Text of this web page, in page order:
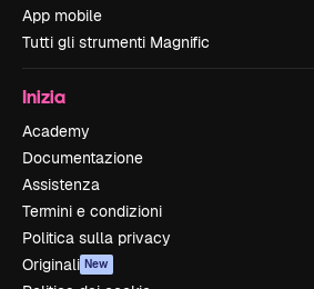
App mobile
Tutti gli strumenti Magnific
Inizia
Academy
Documentazione
Assistenza
Termini e condizioni
Politica sulla privacy
Originali New